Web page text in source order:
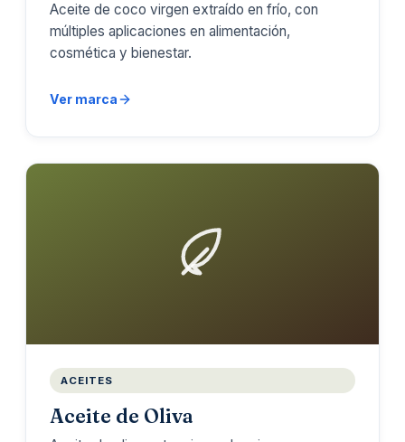
Aceite de coco virgen extraído en frío, con
múltiples aplicaciones en alimentación,
cosmética y bienestar.
Ver marca
ACEITES
Aceite de Oliva